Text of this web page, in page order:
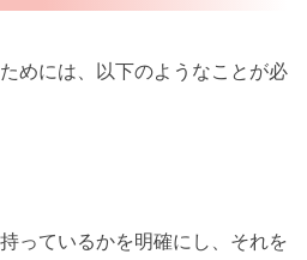
めには、以下のようなことが必
っているかを明確にし、それを